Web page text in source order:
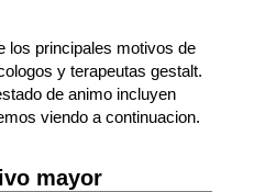
los principales motivos de
y terapeutas gestalt.
de animo incluyen
viendo a continuacion.
mayor